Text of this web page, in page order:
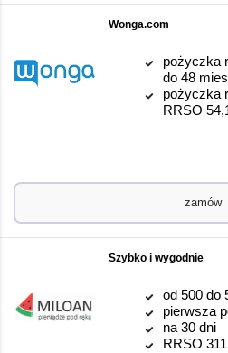
Wonga.com
pożyczka
do 48
pożyczka
RRSO
zamów
Szybko i wygodnie
od 500 do
pierwsza
na 30 dni
RRSO